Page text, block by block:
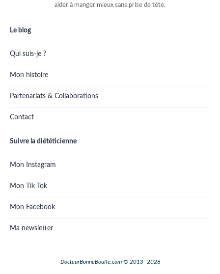
aider à manger mieux sans prise de tête.
Le blog
Qui suis-je ?
Mon histoire
Partenariats & Collaborations
Contact
Suivre la diététicienne
Mon Instagram
Mon Tik Tok
Mon Facebook
Ma newsletter
DocteurBonneBouffe.com © 2013–2026